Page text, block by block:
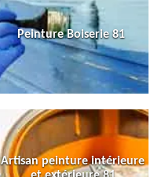
Peinture Boiserie 81
Artisan peinture intérieure